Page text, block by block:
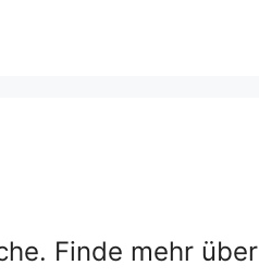
Finde mehr über